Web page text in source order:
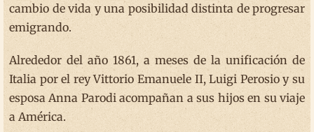
cambio de vida y una posibilidad distinta de progresar
emigrando.
Alrededor del año 1861, a meses de la unificación de
Italia por el rey Vittorio Emanuele II, Luigi Perosio y su
esposa Anna Parodi acompañan a sus hijos en su viaje
a América.